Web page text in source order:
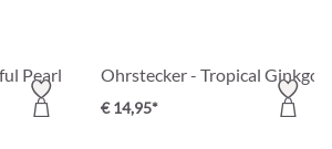
Pearl Ohrstecker - Tropical Ginkgo
€ 14,95*